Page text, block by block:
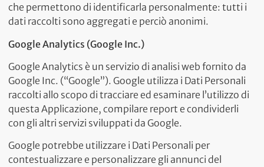
che permettono di identificarla personalmente: tutti i
dati raccolti sono aggregati e perciò anonimi.
Google Analytics (Google Inc.)
Google Analytics è un servizio di analisi web fornito da
Google Inc. (“Google”). Google utilizza i Dati Personali
raccolti allo scopo di tracciare ed esaminare l’utilizzo di
questa Applicazione, compilare report e condividerli
con gli altri servizi sviluppati da Google.
Google potrebbe utilizzare i Dati Personali per
contestualizzare e personalizzare gli annunci del